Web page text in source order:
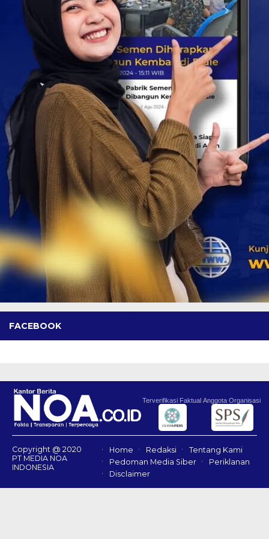
FACEBOOK
Terverifikasi Faktual Anggota Organisasi
Copyright @ 2020
PT MEDIA NOA
INDONESIA
Home Redaksi
Tentang Kami
Pedoman Media Siber
Periklanan
Disclaimer